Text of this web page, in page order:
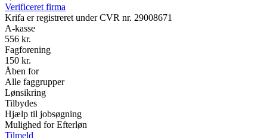
Verificeret firma
Krifa er registreret under CVR nr. 29008671
A-kasse
556 kr.
Fagforening
150 kr.
Åben for
Alle faggrupper
Lønsikring
Tilbydes
Hjælp til jobsøgning
Mulighed for Efterløn
Tilmeld